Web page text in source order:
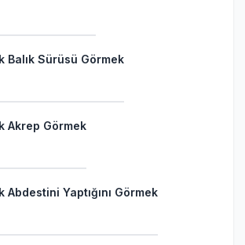
Balık Sürüsü Görmek
Akrep Görmek
Abdestini Yaptığını Görmek